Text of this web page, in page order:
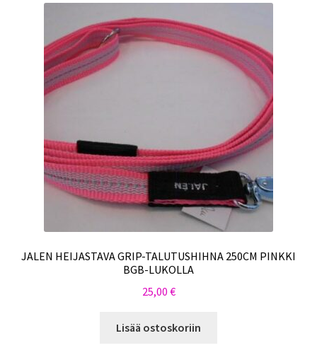
JALEN HEIJASTAVA GRIP-TALUTUSHIHNA 250CM PINKKI
BGB-LUKOLLA
25,00 €
Lisää ostoskoriin